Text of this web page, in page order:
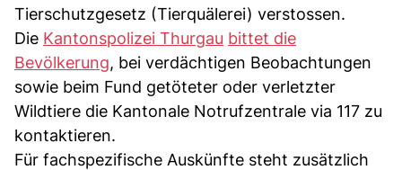
Tierschutzgesetz (Tierquälerei) verstossen.
Die Kantonspolizei Thurgau bittet die
Bevölkerung, bei verdächtigen Beobachtungen
sowie beim Fund getöteter oder verletzter
Wildtiere die Kantonale Notrufzentrale via 117 zu
kontaktieren.
Für fachspezifische Auskünfte steht zusätzlich